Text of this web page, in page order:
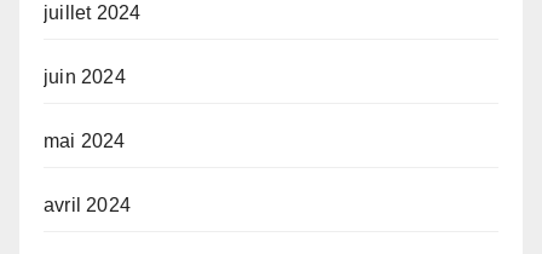
juillet 2024
juin 2024
mai 2024
avril 2024